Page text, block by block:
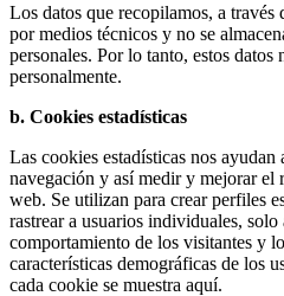
Los datos que recopilamos, a través
por medios técnicos y no se
personales. Por lo tanto, estos datos
personalmente.
b. Cookies estadísticas
Las cookies estadísticas nos ayudan
navegación y así medir y mejorar el
web. Se utilizan para crear perfiles
rastrear a usuarios individuales,
comportamiento de los visitantes y
características demográficas de los
cada cookie se muestra aquí.